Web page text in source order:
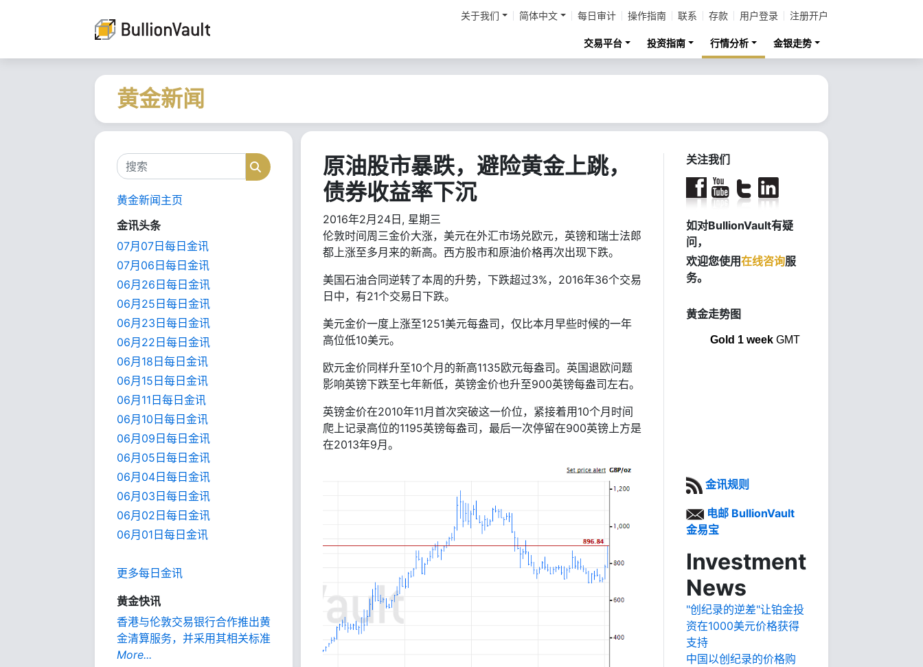
关于我们 简体中文 每日审计 操作指南 联系 存款 用户登录 注册开户
交易平台 投资指南 行情分析 金银走势
黄金新闻
搜索 搜索
黄金新闻主页
金讯头条
07月07日每日金讯
07月06日每日金讯
06月26日每日金讯
06月25日每日金讯
06月23日每日金讯
06月22日每日金讯
06月18日每日金讯
06月15日每日金讯
06月11日每日金讯
06月10日每日金讯
06月09日每日金讯
06月05日每日金讯
06月04日每日金讯
06月03日每日金讯
06月02日每日金讯
06月01日每日金讯
更多每日金讯
黄金快讯
香港与伦敦交易银行合作推出黄
金清算服务，并采用其相关标准
More...
原油股市暴跌，避险黄金上跳，
债券收益率下沉
2016年2月24日, 星期三
伦敦时间周三金价大涨，美元在外汇市场兑欧元，英镑和瑞士法郎
都上涨至多月来的新高。西方股市和原油价格再次出现下跌。
美国石油合同逆转了本周的升势，下跌超过3%，2016年36个交易
日中，有21个交易日下跌。
美元金价一度上涨至1251美元每盎司，仅比本月早些时候的一年
高位低10美元。
欧元金价同样升至10个月的新高1135欧元每盎司。英国退欧问题
影响英镑下跌至七年新低，英镑金价也升至900英镑每盎司左右。
英镑金价在2010年11月首次突破这一价位，紧接着用10个月时间
爬上记录高位的1195英镑每盎司，最后一次停留在900英镑上方是
在2013年9月。
关注我们
如对BullionVault有疑
问，
欢迎您使用在线咨询服
务。
黄金走势图
Gold 1 weekGMT
金讯规则
电邮 BullionVault
金易宝
Investment
News
"创纪录的逆差"让铂金投
资在1000美元价格获得
支持
中国以创纪录的价格购